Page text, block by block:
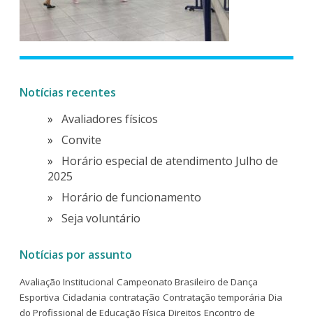
Notícias recentes
Avaliadores físicos
Convite
Horário especial de atendimento Julho de
2025
Horário de funcionamento
Seja voluntário
Notícias por assunto
Avaliação Institucional Campeonato Brasileiro de Dança
Esportiva Cidadania contratação Contratação temporária Dia
do Profissional de Educação Física Direitos Encontro de